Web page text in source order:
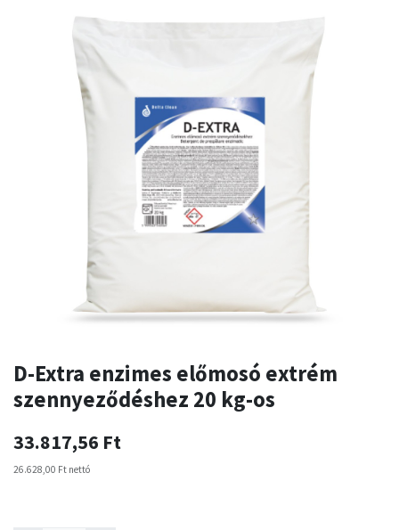
D-Extra enzimes előmosó extrém
szennyeződéshez 20 kg-os
33.817,56 Ft
26.628,00 Ft nettó